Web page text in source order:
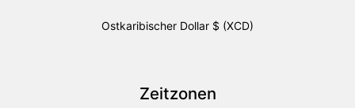
Ostkaribischer Dollar $ (XCD)
Zeitzonen